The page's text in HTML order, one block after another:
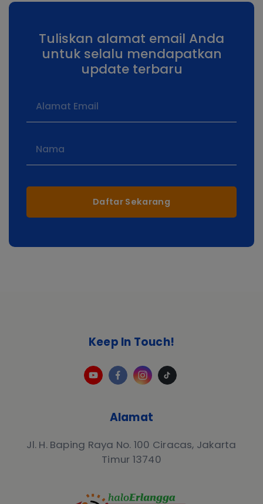
Tuliskan alamat email Anda
untuk selalu mendapatkan
update terbaru
Daftar Sekarang
Alamat
Jl. H. Baping Raya No. 100 Ciracas, Jakarta
Timur 13740
Keep In Touch!